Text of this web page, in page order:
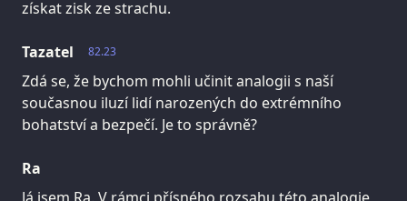
získat zisk ze strachu.
82.23
Tazatel
Zdá se, že bychom mohli učinit analogii s naší
současnou iluzí lidí narozených do extrémního
bohatství a bezpečí. Je to správně?
Ra